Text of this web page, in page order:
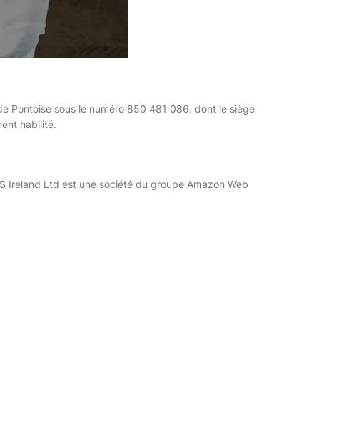
Pontoise sous le numéro 850 481 086, dont le siège
habilité.
Ireland Ltd est une société du groupe Amazon Web